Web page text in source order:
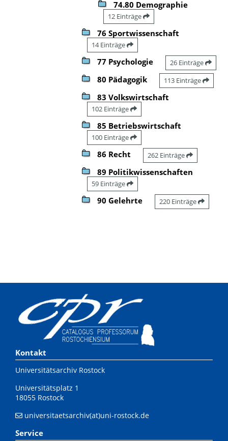
74.80 Demographie
12 Einträge
76 Sportwissenschaft
14 Einträge
77 Psychologie 26 Einträge
80 Pädagogik 113 Einträge
83 Volkswirtschaft
102 Einträge
85 Betriebswirtschaft
100 Einträge
86 Recht 262 Einträge
89 Politikwissenschaften
59 Einträge
90 Gelehrte 220 Einträge
Kontakt
Universitätsarchiv Rostock
Universitätsplatz 1
18055 Rostock
universitaetsarchiv(at)uni-rostock.de
Service